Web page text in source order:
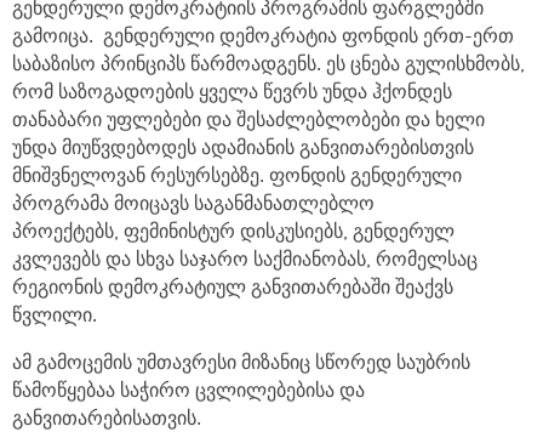
გენდერული დემოკრატიის პროგრამის ფარგლებში
გამოიცა. გენდერული დემოკრატია ფონდის ერთ-ერთ
საბაზისო პრინციპს წარმოადგენს. ეს ცნება გულისხმობს,
რომ საზოგადოების ყველა წევრს უნდა ჰქონდეს
თანაბარი უფლებები და შესაძლებლობები და ხელი
უნდა მიუწვდებოდეს ადამიანის განვითარებისთვის
მნიშვნელოვან რესურსებზე. ფონდის გენდერული
პროგრამა მოიცავს საგანმანათლებლო
პროექტებს, ფემინისტურ დისკუსიებს, გენდერულ
კვლევებს და სხვა საჯარო საქმიანობას, რომელსაც
რეგიონის დემოკრატიულ განვითარებაში შეაქვს
წვლილი.
ამ გამოცემის უმთავრესი მიზანიც სწორედ საუბრის
წამოწყებაა საჭირო ცვლილებებისა და
განვითარებისათვის.